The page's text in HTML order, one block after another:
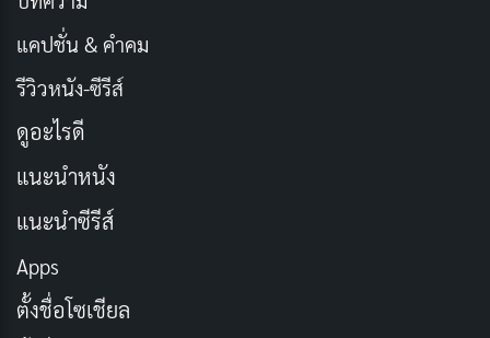
รู้สึกผ่านท่าทาง ก่อนจะค้นพบว่าพฤติกรรมเหล่านี้มีชื่อ
เรียกและมีผลที่พิสูจน์ได้ทางวิทยาศาสตร์
ต้นกำเนิดของคำว่า Skinship มาจาก
ที่ไหน?
คำว่าสกินชิพ
キンシップ (Sukinsshippu) ซึ่งเป็นคำที่สร้างขึ้นจาก
ภาษาอังกฤษ (Wasei-eigo) และใช้กันอย่างแพร่หลายตั้งแต่
ช่วงทศวรรษ 1970 เดิมทีคำนี้ใช้ในบริบทของการดูแลเด็ก
แคปชั่น & คำคม
รีวิวหนัง-ซีรีส์
ดูอะไรดี
แนะนำหนัง
แนะนำซีรีส์
Apps
ตั้งชื่อโซเชียล